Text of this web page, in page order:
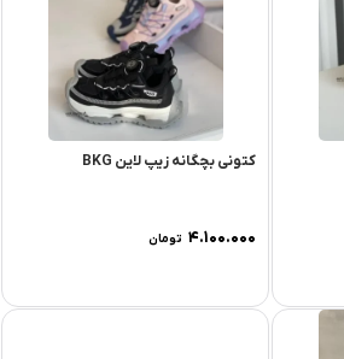
کتونی بچگانه زیپ لاین BKG
۴.۱۰۰.۰۰۰ تومان